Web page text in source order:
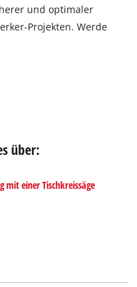
und optimaler
Werde
über:
mit einer Tischkreissäge